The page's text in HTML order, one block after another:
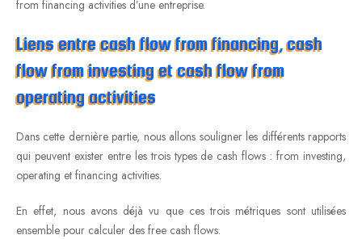
from financing activities d’une entreprise.
Liens entre cash flow from financing, cash
flow from investing et cash flow from
operating activities
Dans cette dernière partie, nous allons souligner les différents rapports
qui peuvent exister entre les trois types de cash flows : from investing,
operating et financing activities.
En effet, nous avons déjà vu que ces trois métriques sont utilisées
ensemble pour calculer des free cash flows.